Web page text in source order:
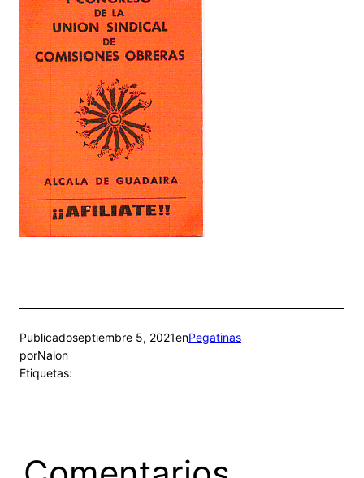
Publicadoseptiembre 5, 2021enPegatinas
porNalon
Etiquetas: